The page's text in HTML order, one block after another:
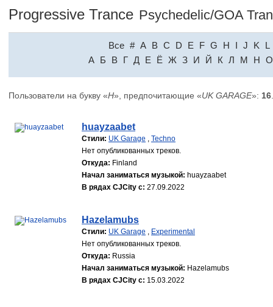
Progressive Trance Psychedelic/GOA
Все # A B C D E F G H I J K
L
A Б В Г Д Е Ё Ж З И Й К Л М Н О
Пользователи на букву «H», предпочитающие «UK GARAGE»: 16
huayzaabet
Стили: UK Garage , Techno
Нет опубликованных треков.
Откуда: Finland
Начал заниматься музыкой: huayzaabet
В рядах CJCity с: 27.09.2022
Hazelamubs
Стили: UK Garage , Experimental
Нет опубликованных треков.
Откуда: Russia
Начал заниматься музыкой: Hazelamubs
В рядах CJCity с: 15.03.2022